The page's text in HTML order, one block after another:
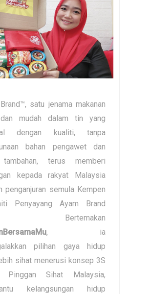
satu jenama makanan
mudah dalam tin yang
dengan kualiti, tanpa
bahan pengawet dan
terus memberi
kepada rakyat Malaysia
penganjuran semula Kempen
Penyayang Ayam Brand
Bertemakan
, ia
pilihan gaya hidup
sihat menerusi konsep 3S
Pinggan Sihat Malaysia,
kelangsungan hidup